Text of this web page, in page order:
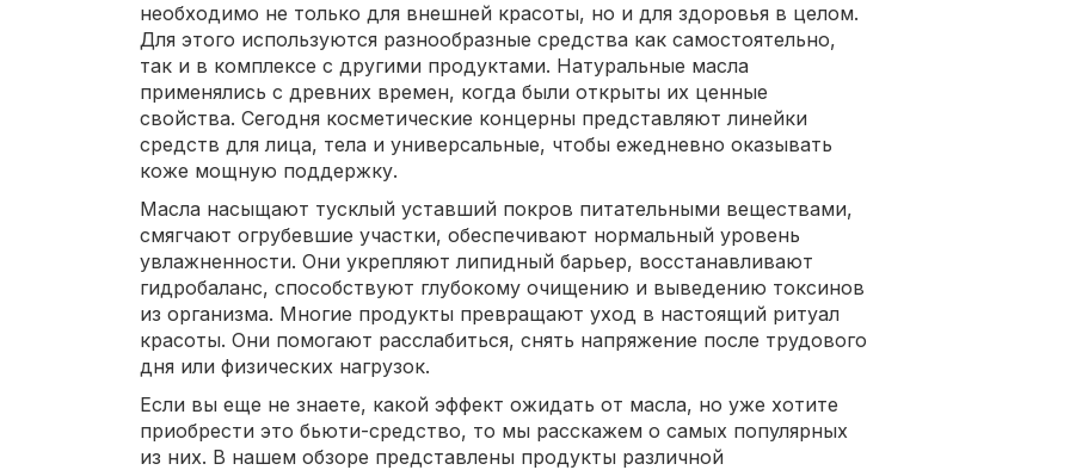
необходимо не только для внешней красоты, но и для здоровья в целом.
Для этого используются разнообразные средства как самостоятельно,
так и в комплексе с другими продуктами. Натуральные масла
применялись с древних времен, когда были открыты их ценные
свойства. Сегодня косметические концерны представляют линейки
средств для лица, тела и универсальные, чтобы ежедневно оказывать
коже мощную поддержку.
Масла насыщают тусклый уставший покров питательными веществами,
смягчают огрубевшие участки, обеспечивают нормальный уровень
увлажненности. Они укрепляют липидный барьер, восстанавливают
гидробаланс, способствуют глубокому очищению и выведению токсинов
из организма. Многие продукты превращают уход в настоящий ритуал
красоты. Они помогают расслабиться, снять напряжение после трудового
дня или физических нагрузок.
Если вы еще не знаете, какой эффект ожидать от масла, но уже хотите
приобрести это бьюти-средство, то мы расскажем о самых популярных
из них. В нашем обзоре представлены продукты различной